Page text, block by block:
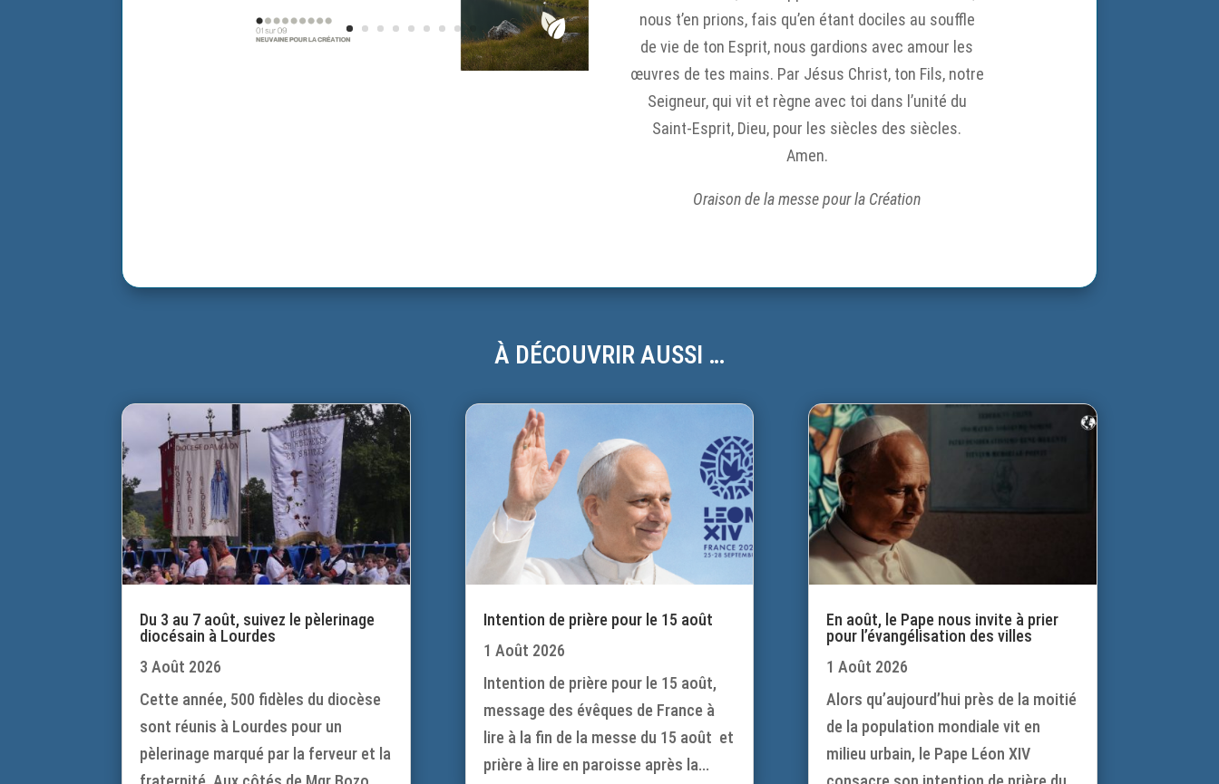
nous t’en prions, fais qu’en étant dociles au souffle
de vie de ton Esprit, nous gardions avec amour les
œuvres de tes mains. Par Jésus Christ, ton Fils, notre
Seigneur, qui vit et règne avec toi dans l’unité du
Saint-Esprit, Dieu, pour les siècles des siècles.
Amen.
Oraison de la messe pour la Création
À DÉCOUVRIR AUSSI …
Du 3 au 7 août, suivez le pèlerinage
diocésain à Lourdes
3 Août 2026
Cette année, 500 fidèles du diocèse
sont réunis à Lourdes pour un
pèlerinage marqué par la ferveur et la
Intention de prière pour le 15 août
1 Août 2026
Intention de prière pour le 15 août,
message des évêques de France à
lire à la fin de la messe du 15 août et
prière à lire en paroisse après la...
En août, le Pape nous invite à prier
pour l’évangélisation des villes
1 Août 2026
Alors qu’aujourd’hui près de la moitié
de la population mondiale vit en
milieu urbain, le Pape Léon XIV